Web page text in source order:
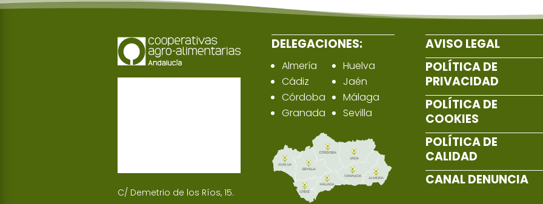
C/ Demetrio de los Ríos, 15.
DELEGACIONES:
Almería
Cádiz
Córdoba
Granada
Huelva
Jaén
Málaga
Sevilla
AVISO LEGAL
POLÍTICA DE
PRIVACIDAD
POLÍTICA DE
COOKIES
POLÍTICA DE
CALIDAD
CANAL DENUNCIA